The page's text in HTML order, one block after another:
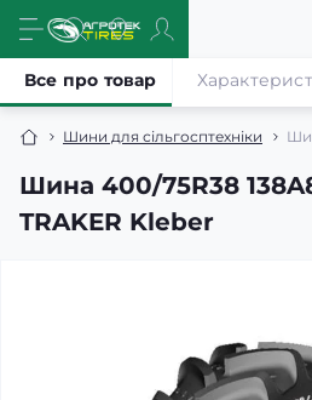
Шини для сільгосптехніки
Шина 400/75R38
TRAKER Kleber
Все про товар